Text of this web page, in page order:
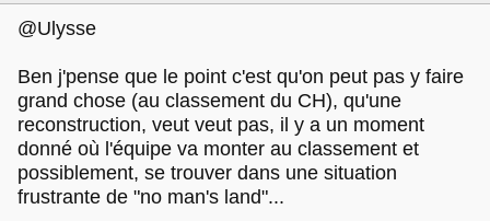
@Ulysse
Ben j'pense que le point c'est qu'on peut pas y faire
grand chose (au classement du CH), qu'une
reconstruction, veut veut pas, il y a un moment
donné où l'équipe va monter au classement et
possiblement, se trouver dans une situation
frustrante de "no man's land"...